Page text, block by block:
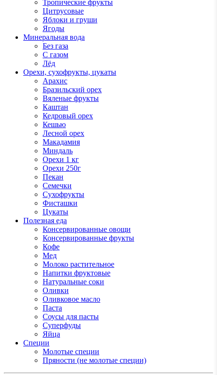
Тропические фрукты
Цитрусовые
Яблоки и груши
Ягоды
Минеральная вода
Без газа
С газом
Лёд
Орехи, сухофрукты, цукаты
Арахис
Бразильский орех
Вяленые фрукты
Каштан
Кедровый орех
Кешью
Лесной орех
Макадамия
Миндаль
Орехи 1 кг
Орехи 250г
Пекан
Семечки
Сухофрукты
Фисташки
Цукаты
Полезная еда
Консервированные овощи
Консервированные фрукты
Кофе
Мед
Молоко растительное
Напитки фруктовые
Натуральные соки
Оливки
Оливковое масло
Паста
Соусы для пасты
Суперфуды
Яйца
Специи
Молотые специи
Пряности (не молотые специи)